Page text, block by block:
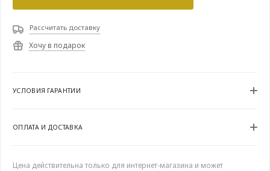
Рассчитать доставку
Хочу в подарок
УСЛОВИЯ ГАРАНТИИ
ОПЛАТА И ДОСТАВКА
Цена действительна только для интернет-магазина и может